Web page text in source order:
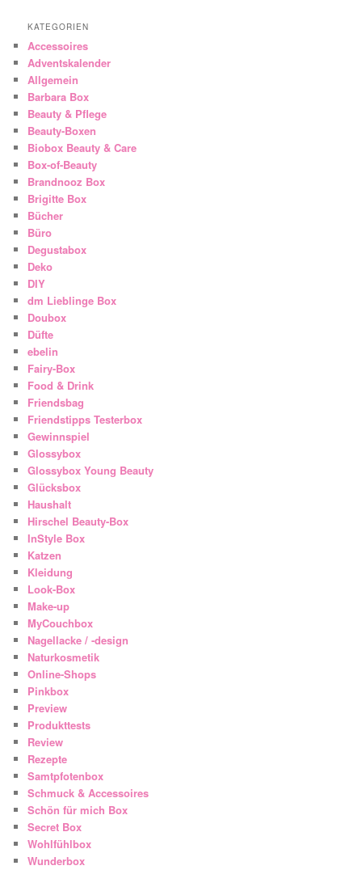
KATEGORIEN
Accessoires
Adventskalender
Allgemein
Barbara Box
Beauty & Pflege
Beauty-Boxen
Biobox Beauty & Care
Box-of-Beauty
Brandnooz Box
Brigitte Box
Bücher
Büro
Degustabox
Deko
DIY
dm Lieblinge Box
Doubox
Düfte
ebelin
Fairy-Box
Food & Drink
Friendsbag
Friendstipps Testerbox
Gewinnspiel
Glossybox
Glossybox Young Beauty
Glücksbox
Haushalt
Hirschel Beauty-Box
InStyle Box
Katzen
Kleidung
Look-Box
Make-up
MyCouchbox
Nagellacke / -design
Naturkosmetik
Online-Shops
Pinkbox
Preview
Produkttests
Review
Rezepte
Samtpfotenbox
Schmuck & Accessoires
Schön für mich Box
Secret Box
Wohlfühlbox
Wunderbox